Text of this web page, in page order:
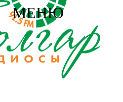
МЕНЮ